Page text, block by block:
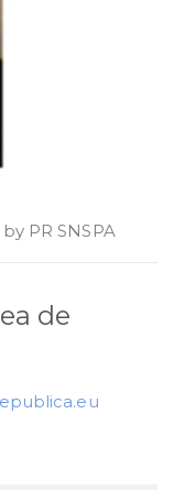
by PR SNSPA
de